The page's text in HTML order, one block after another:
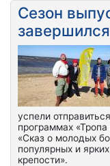
Сезон
успели
программах
«Сказ о молодых
популярных и
крепости».